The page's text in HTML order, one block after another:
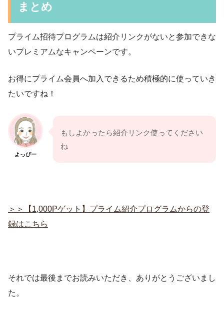
まとめ
プライム招待プログラムは紹介リンクがないと参加できな
いプレミアムなキャンペーンです。
お得にプライム会員へ加入できるため積極的に使っていき
たいですね！
よっぴー
もしよかったら紹介リンク使ってください
ね
＞＞【1,000Pゲット】プライム紹介プログラムからの登
録はこちら
それでは最後までお読みいただき、ありがとうございまし
た。